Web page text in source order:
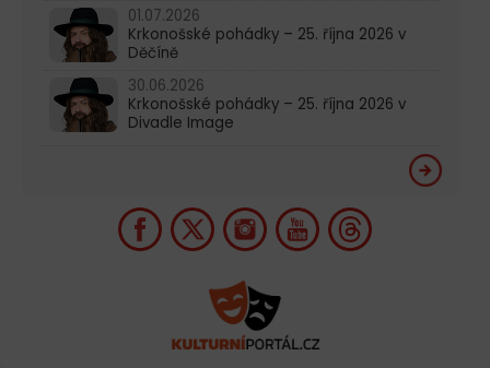
01.07.2026
Krkonošské pohádky – 25. října 2026 v
Děčíně
30.06.2026
Krkonošské pohádky – 25. října 2026 v
Divadle Image